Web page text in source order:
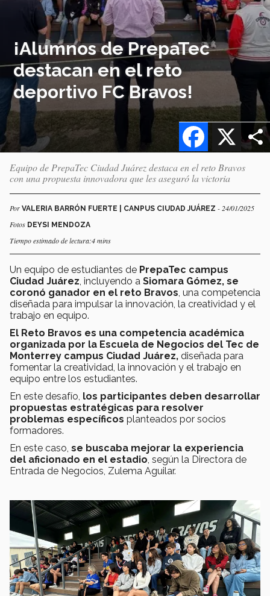
¡Alumnos de PrepaTec
destacan en el reto
deportivo FC Bravos!
X
Facebook
Equipo de PrepaTec Ciudad Juárez destaca en el reto Bravos
con una propuesta innovadora que les aseguró la victoria
Por VALERIA BARRÓN FUERTE | CANPUS CIUDAD JUÁREZ - 24/01/2025
Fotos DEYSI MENDOZA
Tiempo estimado de lectura:4 mins
Un equipo de estudiantes de PrepaTec campus
Ciudad Juárez , incluyendo a Siomara Gómez, se
coronó ganador en el reto Bravos , una competencia
diseñada para impulsar la innovación, la creatividad y el
trabajo en equipo.
El Reto Bravos es una competencia académica
organizada por la Escuela de Negocios del Tec de
Monterrey campus Ciudad Juárez, diseñada para
fomentar la creatividad, la innovación y el trabajo en
equipo entre los estudiantes.
En este desafío, los participantes deben desarrollar
propuestas estratégicas para resolver
problemas específicos planteados por socios
formadores.
En este caso, se buscaba mejorar la experiencia
del aficionado en el estadio , según la Directora de
Entrada de Negocios, Zulema Aguilar.